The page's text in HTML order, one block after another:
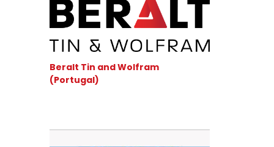
Beralt Tin and Wolfram
(Portugal)